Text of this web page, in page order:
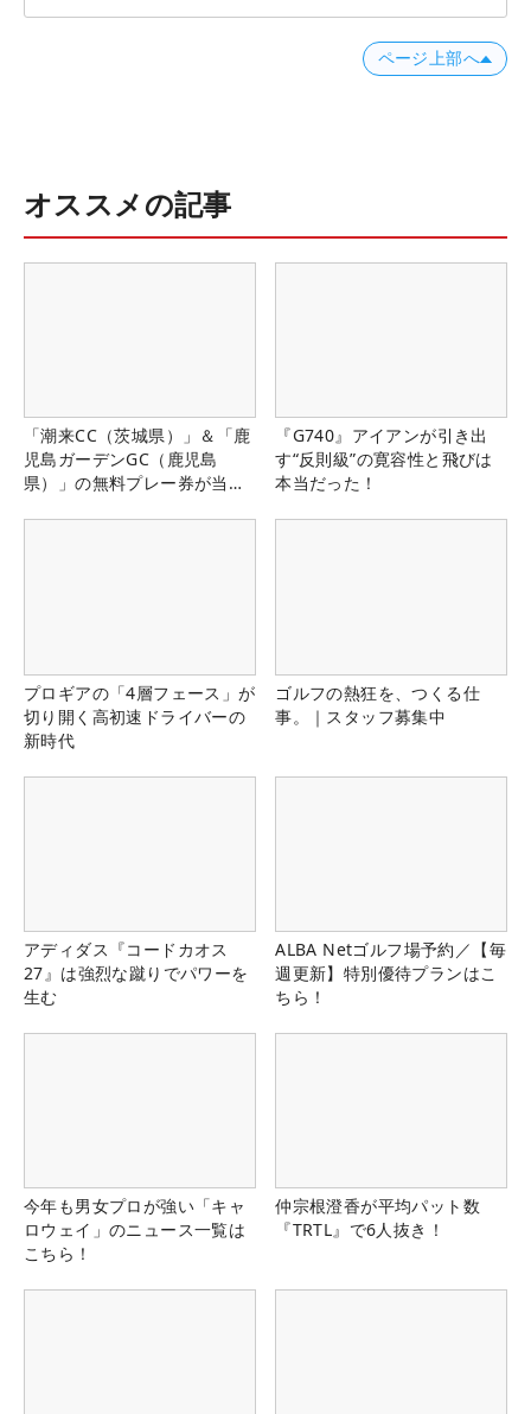
ページ上部へ
オススメの記事
「潮来CC（茨城県）」＆「鹿
児島ガーデンGC（鹿児島
県）」の無料プレー券が当た
『G740』アイアンが引き出
す“反則級”の寛容性と飛びは
本当だった！
プロギアの「4層フェース」が
切り開く高初速ドライバーの
新時代
ゴルフの熱狂を、つくる仕
事。｜スタッフ募集中
アディダス『コードカオス
27』は強烈な蹴りでパワーを
生む
ALBA Netゴルフ場予約／【毎
週更新】特別優待プランはこ
ちら！
今年も男女プロが強い「キャ
ロウェイ」のニュース一覧は
こちら！
仲宗根澄香が平均パット数
『TRTL』で6人抜き！